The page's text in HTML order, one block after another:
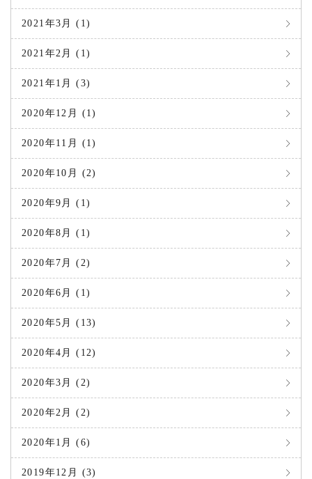
2021年3月 (1)
2021年2月 (1)
2021年1月 (3)
2020年12月 (1)
2020年11月 (1)
2020年10月 (2)
2020年9月 (1)
2020年8月 (1)
2020年7月 (2)
2020年6月 (1)
2020年5月 (13)
2020年4月 (12)
2020年3月 (2)
2020年2月 (2)
2020年1月 (6)
2019年12月 (3)